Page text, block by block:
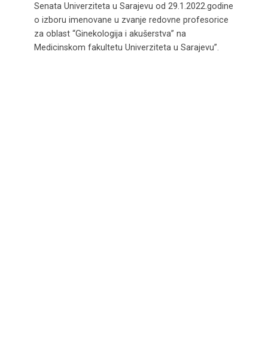
Senata Univerziteta u Sarajevu od 29.1.2022.godine
o izboru imenovane u zvanje redovne profesorice
za oblast “Ginekologija i akušerstva” na
Medicinskom fakultetu Univerziteta u Sarajevu”.